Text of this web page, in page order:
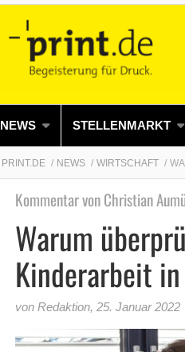
NEWS STELLENMARKT
PRINT.DE NEWS WIRTSCHAFT
Kommentar von Christian
Warum
Kinderarbeit
von Redaktion, 25. Januar 2022